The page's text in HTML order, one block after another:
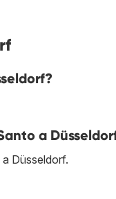
a
Düsseldorf.